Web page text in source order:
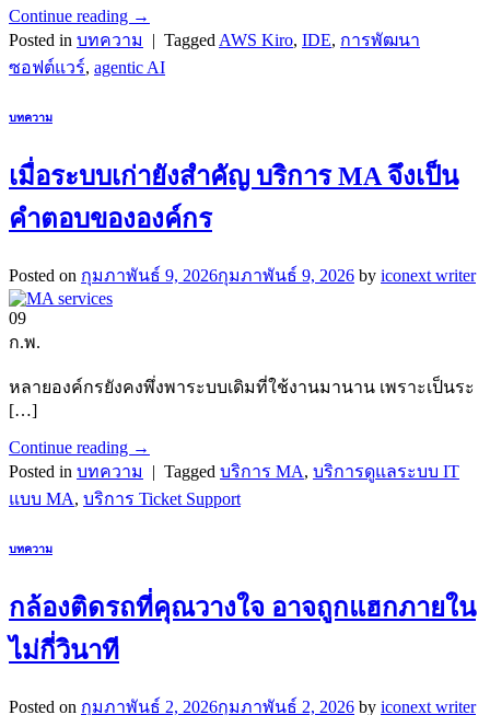
Continue reading →
Posted in บทความ | Tagged AWS Kiro, IDE, การพัฒนา
ซอฟต์แวร์, agentic AI
บทความ
เมื่อระบบเก่ายังสำคัญ บริการ MA จึงเป็น
คำตอบขององค์กร
Posted on กุมภาพันธ์ 9, 2026กุมภาพันธ์ 9, 2026 by iconext writer
09
ก.พ.
หลายองค์กรยังคงพึ่งพาระบบเดิมที่ใช้งานมานาน เพราะเป็นระ
[…]
Continue reading →
Posted in บทความ | Tagged บริการ MA, บริการดูแลระบบ IT
แบบ MA, บริการ Ticket Support
บทความ
กล้องติดรถที่คุณวางใจ อาจถูกแฮกภายใน
ไม่กี่วินาที
Posted on กุมภาพันธ์ 2, 2026กุมภาพันธ์ 2, 2026 by iconext writer